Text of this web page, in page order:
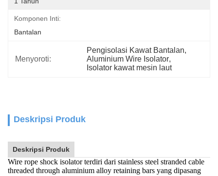
Komponen Inti:
Bantalan
Menyoroti:
Pengisolasi Kawat Bantalan,
Aluminium Wire Isolator,
Isolator kawat mesin laut
Deskripsi Produk
Deskripsi Produk
Wire rope shock isolator terdiri dari stainless steel stranded cable
threaded through aluminium alloy retaining bars yang dipasang